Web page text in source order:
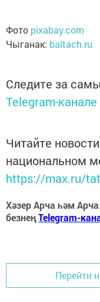
Фото pixabay.com
Чыганак: baltach.ru
Следите за
Telegram-канале
Читайте
национальном
https://max.ru/
Хәзер Арча һәм
безнеңTelegram-
Перейти